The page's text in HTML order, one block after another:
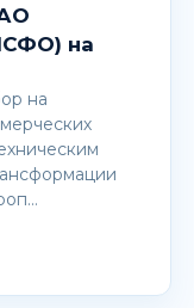
на
на